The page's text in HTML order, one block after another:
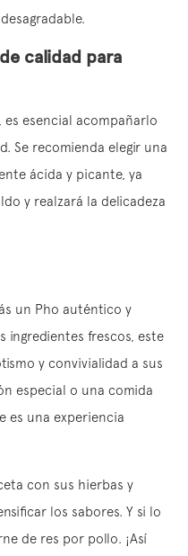
calidad para
es esencial acompañarlo
Se recomienda elegir una
ácida y picante, ya
y realzará la delicadeza
un Pho auténtico y
ingredientes frescos, este
y convivialidad a sus
especial o una comida
es una experiencia
con sus hierbas y
los sabores. Y si lo
de res por pollo. ¡Así